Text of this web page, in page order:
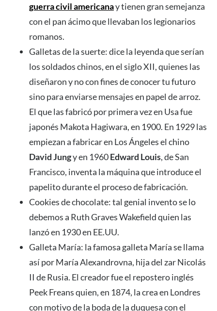
guerra civil americanay tienen gran semejanza
con el pan ácimo que llevaban los legionarios
romanos.
Galletas de la suerte: dice la leyenda que serían
los soldados chinos, en el siglo XII, quienes las
diseñaron y no con fines de conocer tu futuro
sino para enviarse mensajes en papel de arroz.
El que las fabricó por primera vez en Usa fue
japonés Makota Hagiwara, en 1900. En 1929 las
empiezan a fabricar en Los Ángeles el chino
David Jungy en 1960Edward Louis, de San
Francisco, inventa la máquina que introduce el
papelito durante el proceso de fabricación.
Cookies de chocolate: tal genial invento se lo
debemos a Ruth Graves Wakefield quien las
lanzó en 1930 en EE.UU.
Galleta María: la famosa galleta María se llama
así por María Alexandrovna, hija del zar Nicolás
II de Rusia. El creador fue el repostero inglés
Peek Freans quien, en 1874, la crea en Londres
con motivo de la boda de la duquesa con el